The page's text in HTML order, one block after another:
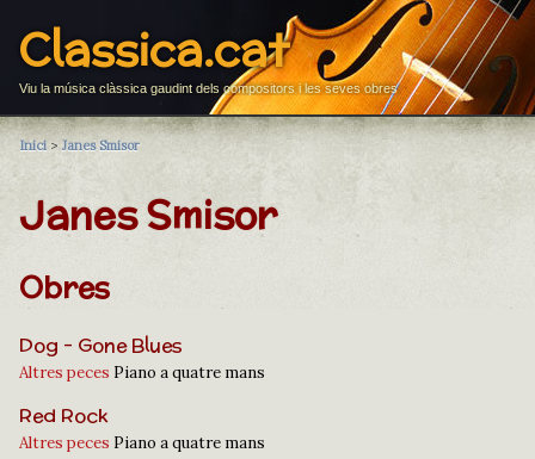
Classica.cat
Viu la música clàssica gaudint dels compositors i les seves obres
Inici > Janes Smisor
Janes Smisor
Obres
Dog - Gone Blues
Altres peces Piano a quatre mans
Red Rock
Altres peces Piano a quatre mans